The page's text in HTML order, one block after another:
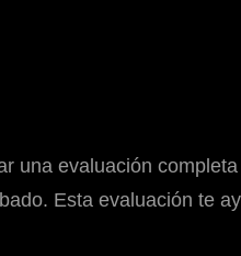
una evaluación
Esta evaluación te